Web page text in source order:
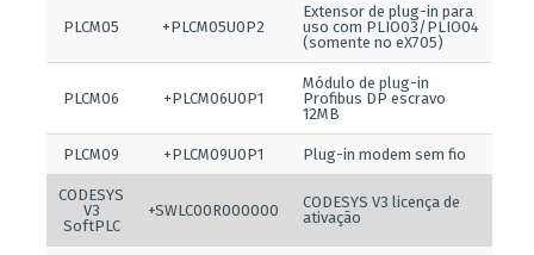
PLCM05 +PLCM05U0P2
Extensor de plug-in para
uso com PLIO03/PLIO04
(somente no eX705)
PLCM06 +PLCM06U0P1
Módulo de plug-in
Profibus DP escravo
12MB
PLCM09 +PLCM09U0P1 Plug-in modem sem fio
CODESYS
V3
SoftPLC
+SWLC00R000000
CODESYS V3 licença de
ativação